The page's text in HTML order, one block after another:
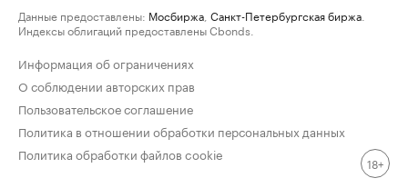
Данные предоставлены: Мосбиржа Санкт-Петербургская биржа
Индексы облигаций предоставлены Cbonds.
Информация об ограничениях
О соблюдении авторских прав
Пользовательское соглашение
Политика в отношении обработки персональных данных
Политика обработки файлов cookie
18+